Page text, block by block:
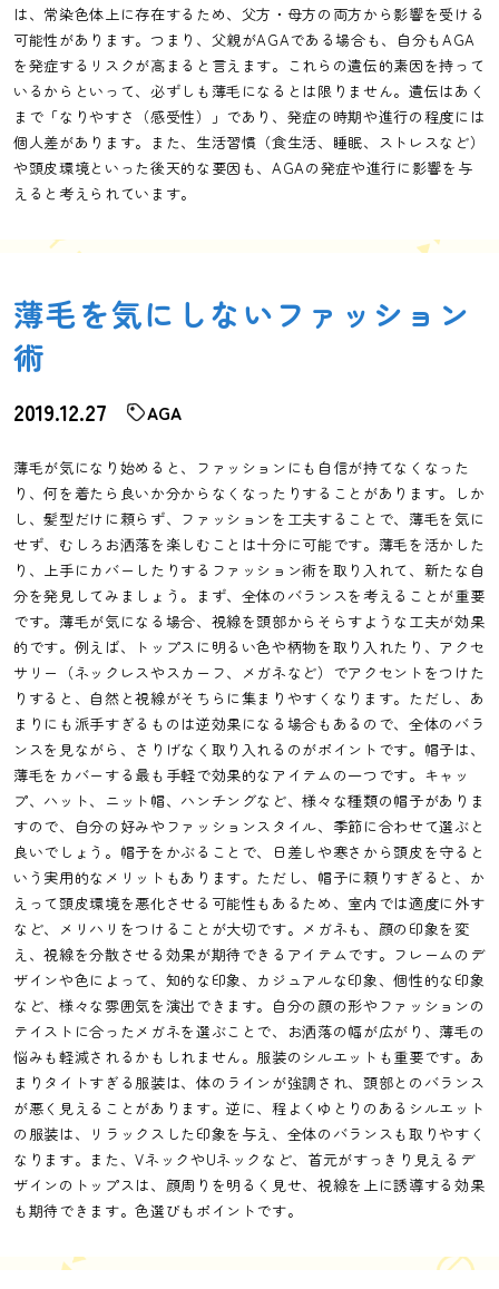
は、常染色体上に存在するため、父方・母方の両方から影響を受ける
可能性があります。つまり、父親がAGAである場合も、自分もAGA
を発症するリスクが高まると言えます。これらの遺伝的素因を持って
いるからといって、必ずしも薄毛になるとは限りません。遺伝はあく
まで「なりやすさ（感受性）」であり、発症の時期や進行の程度には
個人差があります。また、生活習慣（食生活、睡眠、ストレスなど）
や頭皮環境といった後天的な要因も、AGAの発症や進行に影響を与
えると考えられています。
薄毛を気にしないファッション
術
2019.12.27 AGA
薄毛が気になり始めると、ファッションにも自信が持てなくなった
り、何を着たら良いか分からなくなったりすることがあります。しか
し、髪型だけに頼らず、ファッションを工夫することで、薄毛を気に
せず、むしろお洒落を楽しむことは十分に可能です。薄毛を活かした
り、上手にカバーしたりするファッション術を取り入れて、新たな自
分を発見してみましょう。まず、全体のバランスを考えることが重要
です。薄毛が気になる場合、視線を頭部からそらすような工夫が効果
的です。例えば、トップスに明るい色や柄物を取り入れたり、アクセ
サリー（ネックレスやスカーフ、メガネなど）でアクセントをつけた
りすると、自然と視線がそちらに集まりやすくなります。ただし、あ
まりにも派手すぎるものは逆効果になる場合もあるので、全体のバラ
ンスを見ながら、さりげなく取り入れるのがポイントです。帽子は、
薄毛をカバーする最も手軽で効果的なアイテムの一つです。キャッ
プ、ハット、ニット帽、ハンチングなど、様々な種類の帽子がありま
すので、自分の好みやファッションスタイル、季節に合わせて選ぶと
良いでしょう。帽子をかぶることで、日差しや寒さから頭皮を守ると
いう実用的なメリットもあります。ただし、帽子に頼りすぎると、か
えって頭皮環境を悪化させる可能性もあるため、室内では適度に外す
など、メリハリをつけることが大切です。メガネも、顔の印象を変
え、視線を分散させる効果が期待できるアイテムです。フレームのデ
ザインや色によって、知的な印象、カジュアルな印象、個性的な印象
など、様々な雰囲気を演出できます。自分の顔の形やファッションの
テイストに合ったメガネを選ぶことで、お洒落の幅が広がり、薄毛の
悩みも軽減されるかもしれません。服装のシルエットも重要です。あ
まりタイトすぎる服装は、体のラインが強調され、頭部とのバランス
が悪く見えることがあります。逆に、程よくゆとりのあるシルエット
の服装は、リラックスした印象を与え、全体のバランスも取りやすく
なります。また、VネックやUネックなど、首元がすっきり見えるデ
ザインのトップスは、顔周りを明るく見せ、視線を上に誘導する効果
も期待できます。色選びもポイントです。